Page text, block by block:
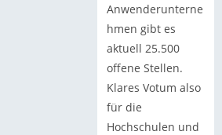
Anwenderunterne
hmen gibt es
aktuell 25.500
offene Stellen.
Klares Votum also
für die
Hochschulen und